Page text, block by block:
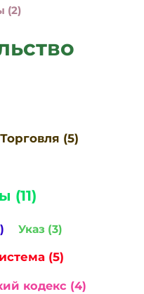
(2)
Торговля (5)
(11)
Указ (3)
(5)
кодекс (4)